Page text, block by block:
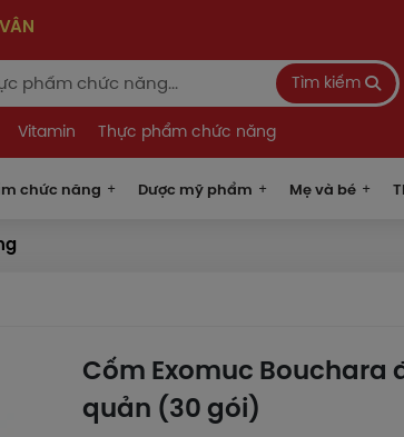
Tìm kiếm
Vitamin Thực phẩm chức năng
chức năng Dược mỹ phẩm Mẹ và bé
Cốm Exomuc Bouchara
quản (30 gói)